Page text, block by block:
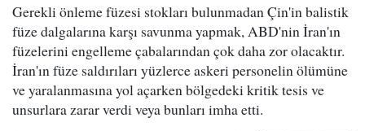
Gerekli önleme füzesi stokları bulunmadan Çin'in balistik
füze dalgalarına karşı savunma yapmak, ABD'nin İran'ın
füzelerini engelleme çabalarından çok daha zor olacaktır.
İran'ın füze saldırıları yüzlerce askeri personelin ölümüne
ve yaralanmasına yol açarken bölgedeki kritik tesis ve
unsurlara zarar verdi veya bunları imha etti.